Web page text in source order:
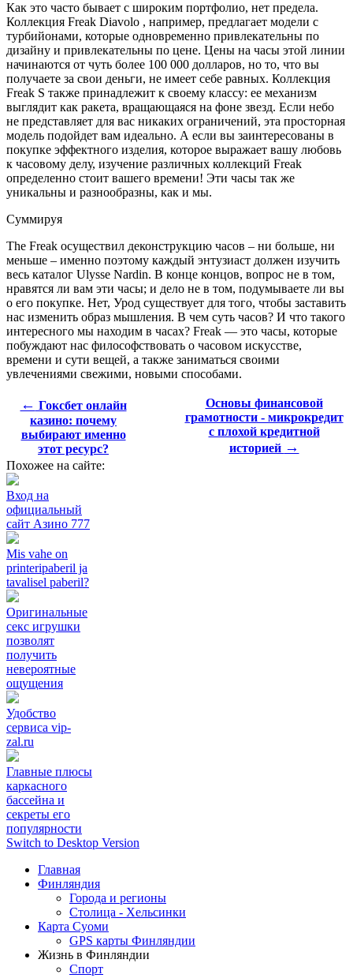
Как это часто бывает с широким портфолио, нет предела.
Коллекция Freak Diavolo , например, предлагает модели с
турбийонами, которые одновременно привлекательны по
дизайну и привлекательны по цене. Цены на часы этой линии
начинаются от чуть более 100 000 долларов, но то, что вы
получаете за свои деньги, не имеет себе равных. Коллекция
Freak S также принадлежит к своему классу: ее механизм
выглядит как ракета, вращающаяся на фоне звезд. Если небо
не представляет для вас никаких ограничений, эта просторная
модель подойдет вам идеально. А если вы заинтересованы в
покупке эффектного изделия, которое выражает вашу любовь
к часовому делу, изучение различных коллекций Freak
определенно стоит вашего времени! Эти часы так же
уникальны и разнообразны, как и мы.
Суммируя
The Freak осуществил деконструкцию часов – ни больше, ни
меньше – именно поэтому каждый энтузиаст должен изучить
весь каталог Ulysse Nardin. В конце концов, вопрос не в том,
нравятся ли вам эти часы; и дело не в том, подумываете ли вы
о его покупке. Нет, Урод существует для того, чтобы заставить
нас изменить образ мышления. В чем суть часов? И что такого
интересного мы находим в часах? Freak — это часы, которые
побуждают нас философствовать о часовом искусстве,
времени и сути вещей, а также заниматься своими
увлечениями свежими, новыми способами.
← Гоксбет онлайн
казино: почему
выбирают именно
этот ресурс?
Основы финансовой
грамотности - микрокредит
с плохой кредитной
историей →
Похожее на сайте:
Вход на
официальный
сайт Азино 777
Mis vahe on
printeripaberil ja
tavalisel paberil?
Оригинальные
секс игрушки
позволят
получить
невероятные
ощущения
Удобство
сервиса vip-
zal.ru
Главные плюсы
каркасного
бассейна и
секреты его
популярности
Switch to Desktop Version
Главная
Финляндия
Города и регионы
Столица - Хельсинки
Карта Суоми
GPS карты Финляндии
Жизнь в Финляндии
Спорт